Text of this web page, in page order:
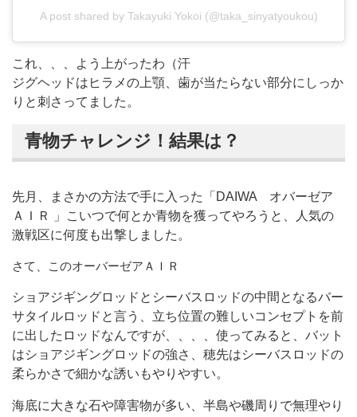
A post shared by Takayuki Yokoi (@taka_sinyatyoukou)
これ、、、よう上がったわ（汗
ジグヘッドはヒラメの上顎、歯が当たらない部分にしっか
りと刺さってました。
青物チャレンジ！結果は？
先月、まさかの方法で手に入った「DAIWA オバーゼア
ＡＩＲ 」こいつで何とか青物を獲ってやろうと、人気の
激戦区に何度も出撃しました。
さて、このオーバーゼアＡＩＲ
ショアジギングロッドとシーバスロッドの中間となるバー
サタイルロッドと言う、立ち位置の難しいコンセプトを前
に出したロッドなんですが、、、、使ってみると、バット
はショアジギングロッドの強さ、穂先はシーバスロッドの
柔らかさで細かな誘いもやりやすい。
海底に大きな石や障害物が多い、半島や磯周りで無理やり